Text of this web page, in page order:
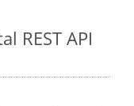
REST API